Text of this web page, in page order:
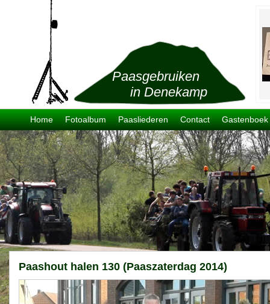
Paasgebruiken
in Denekamp
Home Fotoalbum Paasliederen Contact Gastenboek
Paashout halen 130 (Paaszaterdag 2014)